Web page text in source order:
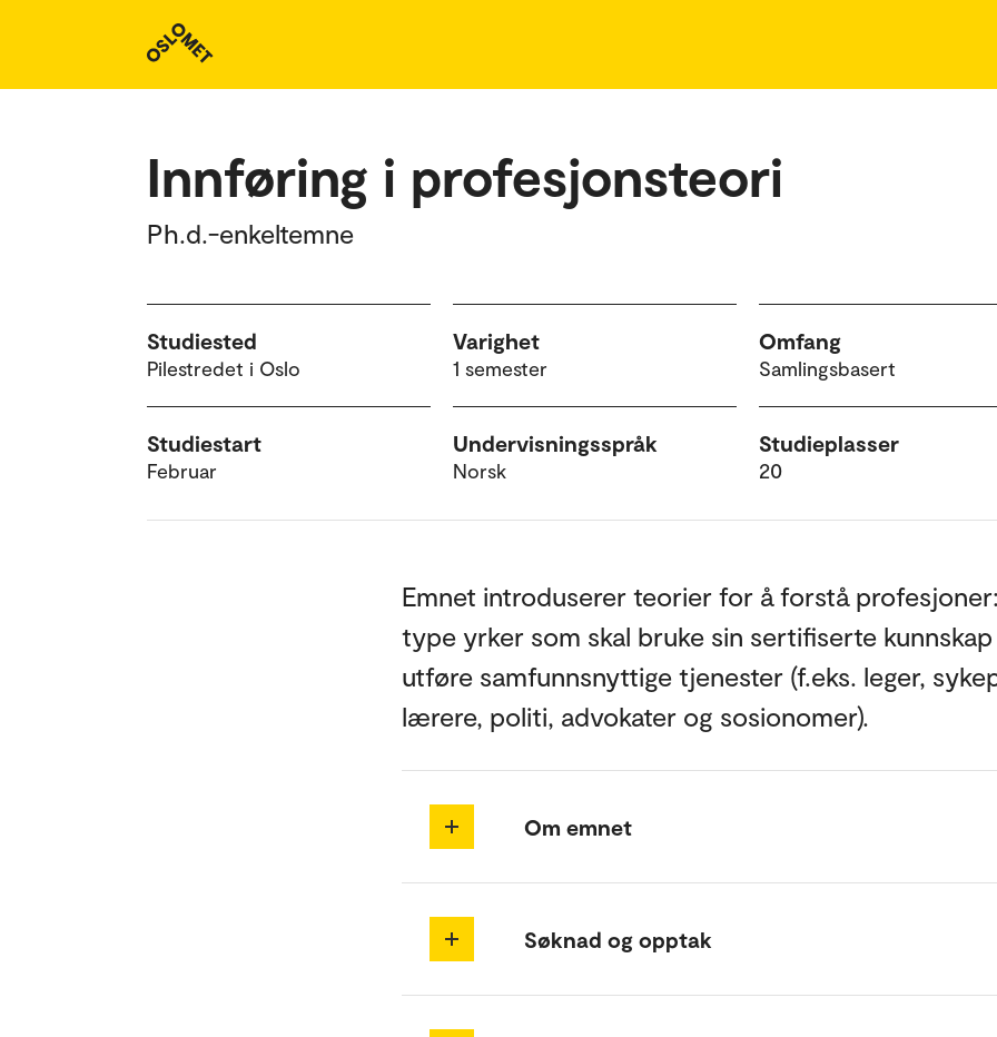
Studieoversikt
Innføring i profesjonsteori
Ph.d.-enkeltemne
Studiested
Pilestredet i Oslo
Varighet
1 semester
Omfang
Samlingsbasert
Studiestart
Februar
Undervisningsspråk
Norsk
Studieplasser
20
Emnet introduserer teorier for å forstå
type yrker som skal bruke sin sertifiserte
utføre samfunnsnyttige tjenester (f.eks. leger,
lærere, politi, advokater og sosionomer).
Om emnet
Søknad og opptak